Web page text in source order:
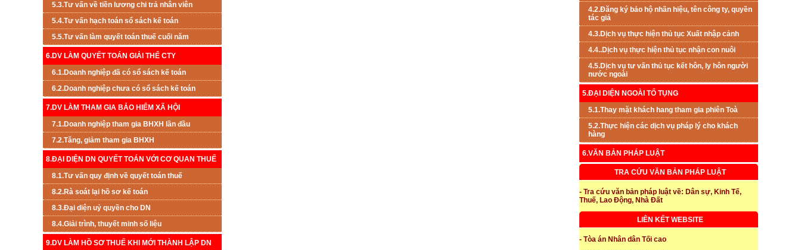
5.3.Tư vấn về tiền lương chi trả nhân viên
5.4.Tư vấn hạch toán sổ sách kế toán
5.5.Tư vấn làm quyết toán thuế cuối năm
6.DV LÀM QUYẾT TOÁN GIẢI THỂ CTY
6.1.Doanh nghiệp đã có sổ sách kế toán
6.2.Doanh nghiệp chưa có sổ sách kế toán
7.DV LÀM THAM GIA BẢO HIỂM XÃ HỘI
7.1.Doanh nghiệp tham gia BHXH lần đầu
7.2.Tăng, giảm tham gia BHXH
8.ĐẠI DIỆN DN QUYẾT TOÁN VỚI CƠ QUAN THUẾ
8.1.Tư vấn quy định về quyết toán thuế
8.2.Rà soát lại hồ sơ kế toán
8.3.Đại diện uỷ quyền cho DN
8.4.Giải trình, thuyết minh số liệu
9.DV LÀM HỒ SƠ THUẾ KHI MỚI THÀNH LẬP DN
4.2.Đăng ký bảo hộ nhãn hiệu, tên công ty, quyền
tác giả
4.3.Dịch vụ thực hiện thủ tục Xuất nhập cảnh
4.4..Dịch vụ thực hiện thủ tục nhận con nuôi
4.5.Dịch vụ tư vấn thủ tục kết hôn, ly hôn người
nước ngoài
5.ĐẠI DIỆN NGOÀI TỐ TỤNG
5.1.Thay mặt khách hang tham gia phiên Toà
5.2.Thực hiện các dịch vụ pháp lý cho khách
hàng
6.VĂN BẢN PHÁP LUẬT
TRA CỨU VĂN BẢN PHÁP LUẬT
- Tra cứu văn bản pháp luật về: Dân sự, Kinh Tế,
Thuế, Lao Động, Nhà Đất
LIÊN KẾT WEBSITE
- Tòa án Nhân dân Tối cao